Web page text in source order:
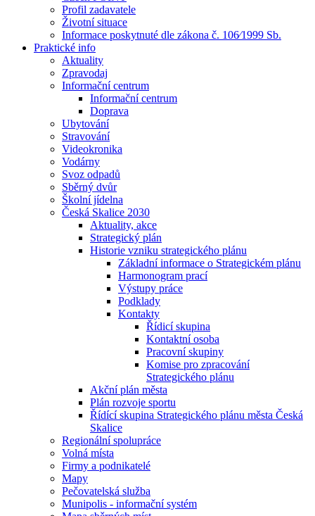
Profil zadavatele
Životní situace
Informace poskytnuté dle zákona č. 106⁄1999 Sb.
Praktické info
Aktuality
Zpravodaj
Informační centrum
Informační centrum
Doprava
Ubytování
Stravování
Videokronika
Vodárny
Svoz odpadů
Sběrný dvůr
Školní jídelna
Česká Skalice 2030
Aktuality, akce
Strategický plán
Historie vzniku strategického plánu
Základní informace o Strategickém plánu
Harmonogram prací
Výstupy práce
Podklady
Kontakty
Řídicí skupina
Kontaktní osoba
Pracovní skupiny
Komise pro zpracování
Strategického plánu
Akční plán města
Plán rozvoje sportu
Řídící skupina Strategického plánu města Česká
Skalice
Regionální spolupráce
Volná místa
Firmy a podnikatelé
Mapy
Pečovatelská služba
Munipolis - informační systém